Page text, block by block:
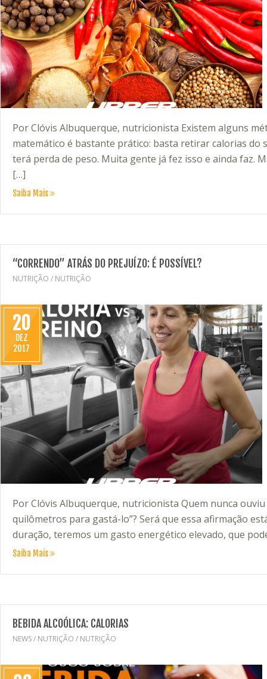
Por Clóvis Albuquerque, nutricionista Existem alguns
matemático é bastante prático: basta retirar calorias do
terá perda de peso. Muita gente já fez isso e ainda faz.
[…]
Saiba Mais
“CORRENDO” ATRÁS DO PREJUÍZO: É POSSÍVEL?
NUTRIÇÃO / NUTRIÇÃO
20
DEZ
2017
Por Clóvis Albuquerque, nutricionista Quem nunca
quilômetros para gastá-lo”? Será que essa afirmação
duração, teremos um gasto energético elevado, que
Saiba Mais
BEBIDA ALCOÓLICA: CALORIAS
NEWS/ NUTRIÇÃO / NUTRIÇÃO